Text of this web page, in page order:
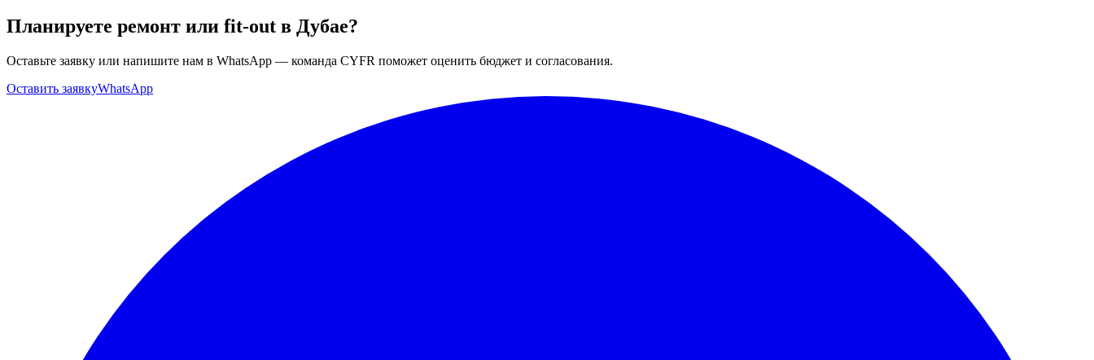
Планируете ремонт или fit-out в Дубае?
Оставьте заявку или напишите нам в WhatsApp — команда CYFR поможет оценить бюджет и согласования.
Оставить заявкуWhatsApp